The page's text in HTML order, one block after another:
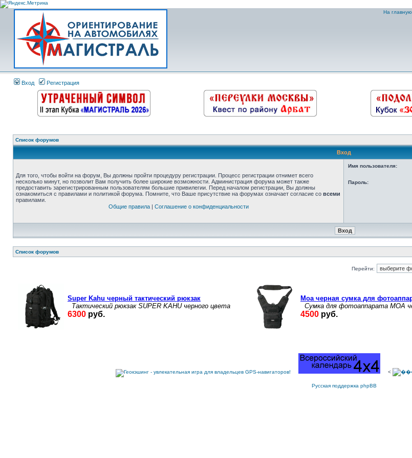
На главную
Вход Регистрация
Список форумов
Вход
Для того, чтобы войти на форум, Вы должны пройти процедуру регистрации. Процесс регистрации отнимет всего
несколько минут, но позволит Вам получить более широкие возможности. Администрация форума может также
предоставить зарегистрированным пользователям большие привилегии. Перед началом регистрации, Вы должны
ознакомиться с правилами и политикой форума. Помните, что Ваше присутствие на форумах означает согласие со всеми
правилами.
Общие правила| Соглашение о конфиденциальности
Имя пользователя:
Пароль:
Список форумов
Перейти:
<
Русская поддержка phpBB